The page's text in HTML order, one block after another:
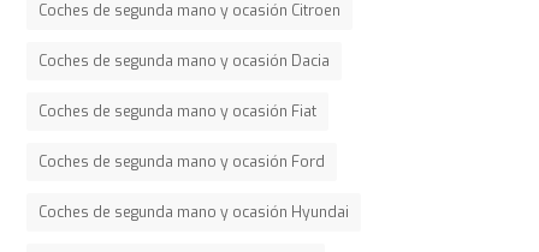
Coches de segunda mano y ocasión Citroen
Coches de segunda mano y ocasión Dacia
Coches de segunda mano y ocasión Fiat
Coches de segunda mano y ocasión Ford
Coches de segunda mano y ocasión Hyundai